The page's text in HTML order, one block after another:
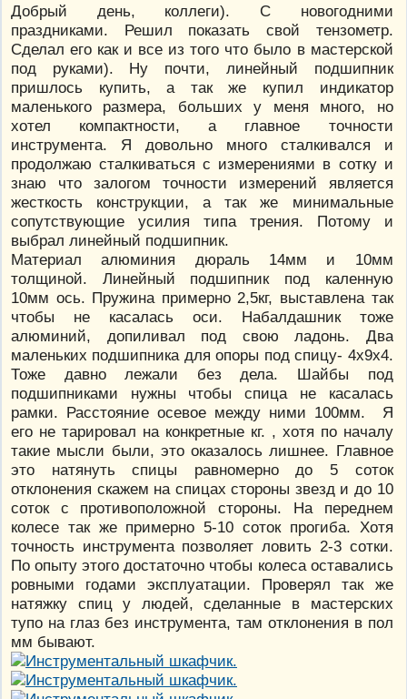
Добрый день, коллеги). С новогодними
праздниками. Решил показать свой тензометр.
Сделал его как и все из того что было в мастерской
под руками). Ну почти, линейный подшипник
пришлось купить, а так же купил индикатор
маленького размера, больших у меня много, но
хотел компактности, а главное точности
инструмента. Я довольно много сталкивался и
продолжаю сталкиваться с измерениями в сотку и
знаю что залогом точности измерений является
жесткость конструкции, а так же минимальные
сопутствующие усилия типа трения. Потому и
выбрал линейный подшипник.
Материал алюминия дюраль 14мм и 10мм
толщиной. Линейный подшипник под каленную
10мм ось. Пружина примерно 2,5кг, выставлена так
чтобы не касалась оси. Набалдашник тоже
алюминий, допиливал под свою ладонь. Два
маленьких подшипника для опоры под спицу- 4х9х4.
Тоже давно лежали без дела. Шайбы под
подшипниками нужны чтобы спица не касалась
рамки. Расстояние осевое между ними 100мм. Я
его не тарировал на конкретные кг. , хотя по началу
такие мысли были, это оказалось лишнее. Главное
это натянуть спицы равномерно до 5 соток
отклонения скажем на спицах стороны звезд и до 10
соток с противоположной стороны. На переднем
колесе так же примерно 5-10 соток прогиба. Хотя
точность инструмента позволяет ловить 2-3 сотки.
По опыту этого достаточно чтобы колеса оставались
ровными годами эксплуатации. Проверял так же
натяжку спиц у людей, сделанные в мастерских
тупо на глаз без инструмента, там отклонения в пол
мм бывают.